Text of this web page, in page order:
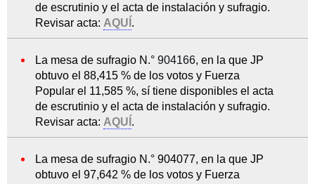
de escrutinio y el acta de instalación y sufragio.
Revisar acta: AQUÍ .
La mesa de sufragio N.° 904166, en la que JP
obtuvo el 88,415 % de los votos y Fuerza
Popular el 11,585 %, sí tiene disponibles el acta
de escrutinio y el acta de instalación y sufragio.
Revisar acta: AQUÍ .
La mesa de sufragio N.° 904077, en la que JP
obtuvo el 97,642 % de los votos y Fuerza